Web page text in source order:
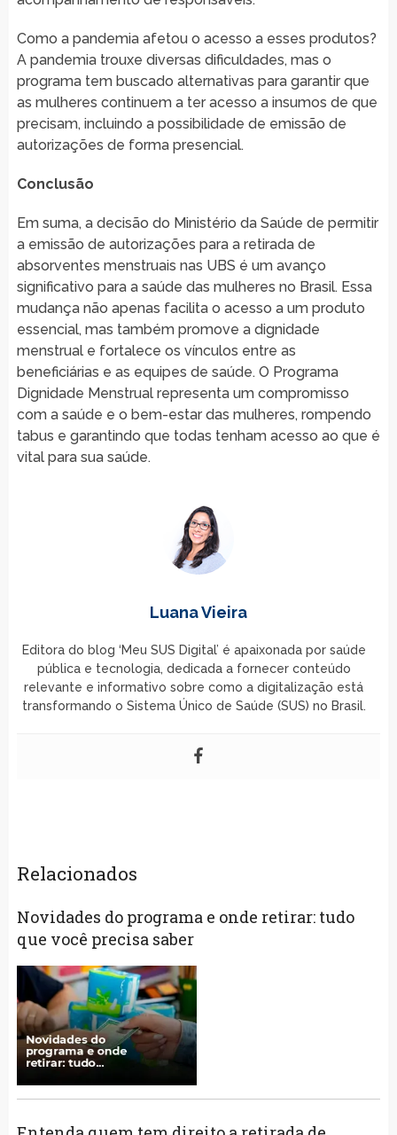
Como a pandemia afetou o acesso a esses produtos?
A pandemia trouxe diversas dificuldades, mas o
programa tem buscado alternativas para garantir que
as mulheres continuem a ter acesso a insumos de que
precisam, incluindo a possibilidade de emissão de
autorizações de forma presencial.
Conclusão
Em suma, a decisão do Ministério da Saúde de permitir
a emissão de autorizações para a retirada de
absorventes menstruais nas UBS é um avanço
significativo para a saúde das mulheres no Brasil. Essa
mudança não apenas facilita o acesso a um produto
essencial, mas também promove a dignidade
menstrual e fortalece os vínculos entre as
beneficiárias e as equipes de saúde. O Programa
Dignidade Menstrual representa um compromisso
com a saúde e o bem-estar das mulheres, rompendo
tabus e garantindo que todas tenham acesso ao que é
vital para sua saúde.
Luana Vieira
Editora do blog ‘Meu SUS Digital’ é apaixonada por saúde
pública e tecnologia, dedicada a fornecer conteúdo
relevante e informativo sobre como a digitalização está
transformando o Sistema Único de Saúde (SUS) no Brasil.
Relacionados
Novidades do programa e onde retirar: tudo
que você precisa saber